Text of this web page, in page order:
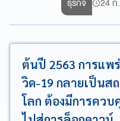
ต้นปี 2563 การแพ
วิด-19 กลายเป็นส
โลก ต้องมีการควบ